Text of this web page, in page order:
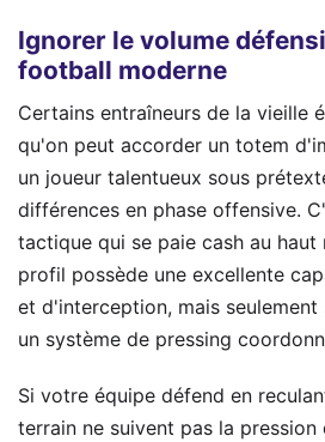
Ignorer le volume
football moderne
Certains entraîneurs de la vieille
qu'on peut accorder un totem
un joueur talentueux sous
différences en phase offensive.
tactique qui se paie cash au haut
profil possède une excellente
et d'interception, mais
un système de pressing
Si votre équipe défend en
terrain ne suivent pas la pression